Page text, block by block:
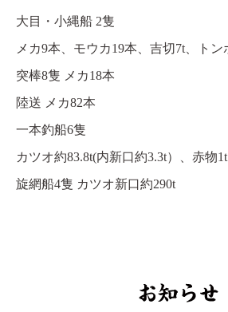
大目・小縄船 2隻
メカ9本、モウカ19本、吉切7t、トン
突棒8隻 メカ18本
陸送 メカ82本
一本釣船6隻
カツオ約83.8t(内新口約3.3t）、赤物1t
旋網船4隻 カツオ新口約290t
お問合せ
プライバシーポリシー
宮城県気仙沼市南町1-3-14